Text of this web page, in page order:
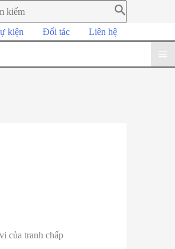
kiện Đối tác Liên hệ
của tranh chấp